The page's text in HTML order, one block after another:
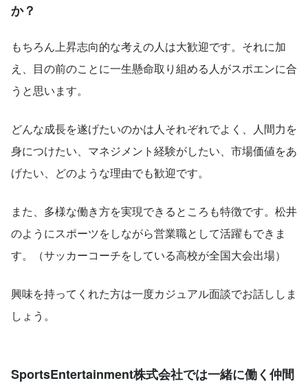
か？
もちろん上昇志向的な考えの人は大歓迎です。それに加
え、目の前のことに一生懸命取り組める人がスポエンに合
うと思います。
どんな成長を遂げたいのかは人それぞれでよく、人間力を
身につけたい、マネジメント経験がしたい、市場価値をあ
げたい、どのような理由でも歓迎です。
また、多様な働き方を実現できるところも特徴です。松井
のようにスポーツをしながら営業職として活躍もできま
す。（サッカーコーチをしている高校が全国大会出場）
興味を持ってくれた方は一度カジュアル面談でお話ししま
しょう。
SportsEntertainment株式会社では一緒に働く仲間